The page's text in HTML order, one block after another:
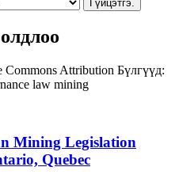
Гүйцэтгэ.
Commons Attribution Бүлгүүд:
law mining
Mining Legislation
Quebec